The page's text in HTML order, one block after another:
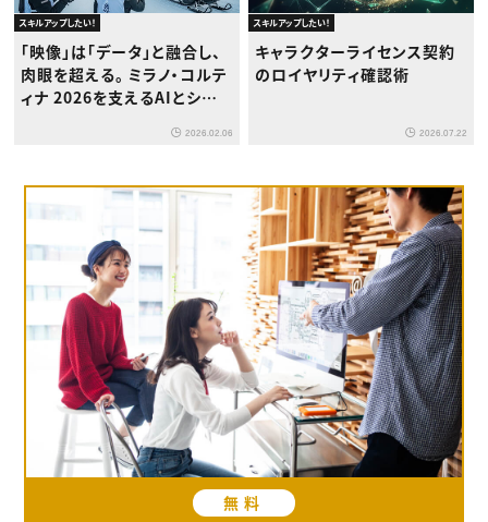
スキルアップしたい！
「映像」は「データ」と融合し、
肉眼を超える。 ミラノ・コルテ
ィナ 2026を支えるAIとシネ
2026.02.06
スキルアップしたい！
キャラクターライセンス契約
のロイヤリティ確認術
2026.07.22
無料